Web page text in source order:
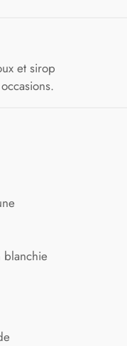
et sirop